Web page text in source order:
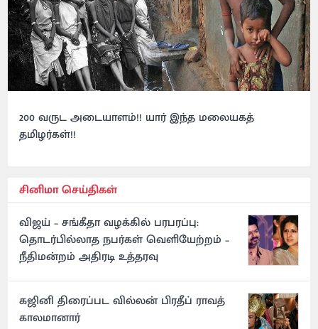
200 வருட அடையாளம்!! யார் இந்த மலையகத்
தமிழர்கள்!!
சினிமா செய்திகள்
விஜய் – சங்கீதா வழக்கில் பரபரப்பு:
தொடர்பில்லாத நபர்கள் வெளியேற்றம் –
நீதிமன்றம் அதிரடி உத்தரவு
கஜினி திரைப்பட வில்லன் பிரதீப் ராவத்
காலமானார்